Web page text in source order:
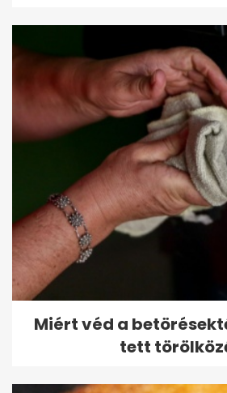
Miért véd a
tett